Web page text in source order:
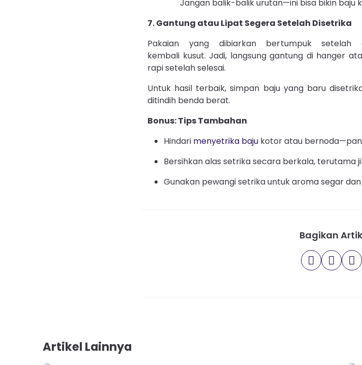
Jangan balik-balik urutan—ini bisa bikin baju
7. Gantung atau Lipat Segera Setelah Disetrika
Pakaian yang dibiarkan bertumpuk setelah
kembali kusut. Jadi, langsung gantung di hanger
rapi setelah selesai.
Untuk hasil terbaik, simpan baju yang baru
ditindih benda berat.
Bonus: Tips Tambahan
Hindari menyetrika baju kotor atau
Bersihkan alas setrika secara berkala, terutama
Gunakan pewangi setrika untuk aroma segar
Bagikan
Artikel Lainnya